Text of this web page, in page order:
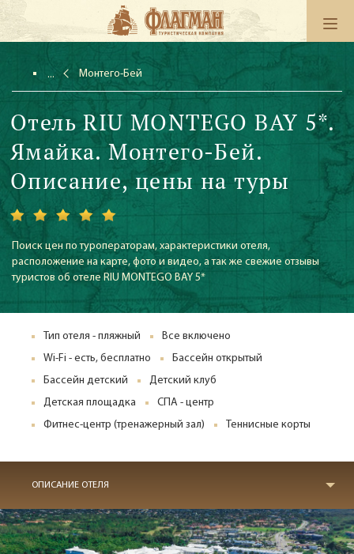
Монтего-Бей
Отель RIU MONTEGO BAY 5*.
Ямайка. Монтего-Бей.
Описание, цены на туры
Поиск цен по туроператорам, характеристики отеля,
расположение на карте, фото и видео, а так же свежие отзывы
туристов об отеле RIU MONTEGO BAY 5*
Тип отеля - пляжный
Все включено
Wi-Fi - есть, бесплатно
Бассейн открытый
Бассейн детский
Детский клуб
Детская площадка
СПА - центр
Фитнес-центр (тренажерный зал)
Теннисные корты
ОПИСАНИЕ ОТЕЛЯ